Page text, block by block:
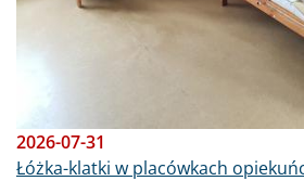
2026-07-31
Łóżka-klatki w placówkach